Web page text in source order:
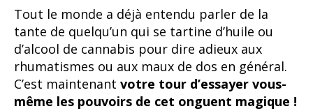
Tout le monde a déjà entendu parler de la
tante de quelqu’un qui se tartine d’huile ou
d’alcool de cannabis pour dire adieux aux
rhumatismes ou aux maux de dos en général.
C’est maintenant votre tour d’essayer vous-
même les pouvoirs de cet onguent magique !